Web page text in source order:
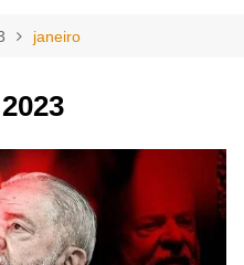
CAMPINAS
ESTIVA GERBI
JAGUARIÚNA
JUNDIAÍ
janeiro